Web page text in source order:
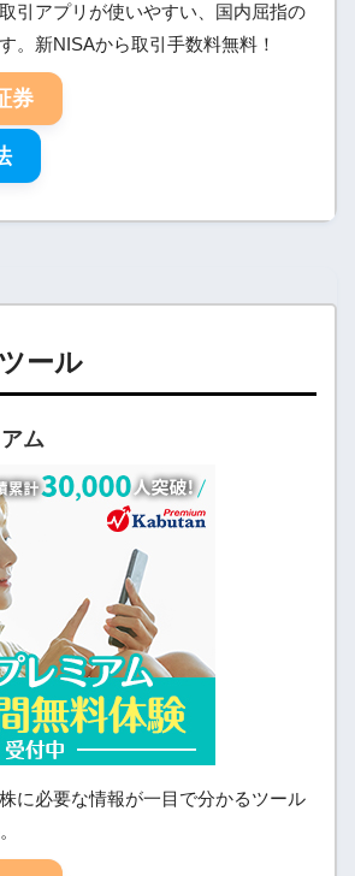
引アプリが使いやすい、国内屈指の
。新NISAから取引手数料無料！
券
ール
ム
に必要な情報が一目で分かるツール